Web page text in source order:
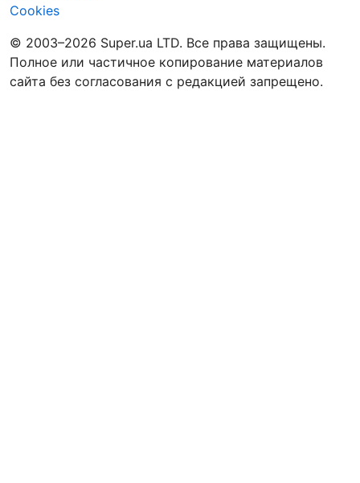
Cookies
© 2003–2026 Super.ua LTD. Все права защищены.
Полное или частичное копирование материалов
сайта без согласования с редакцией запрещено.